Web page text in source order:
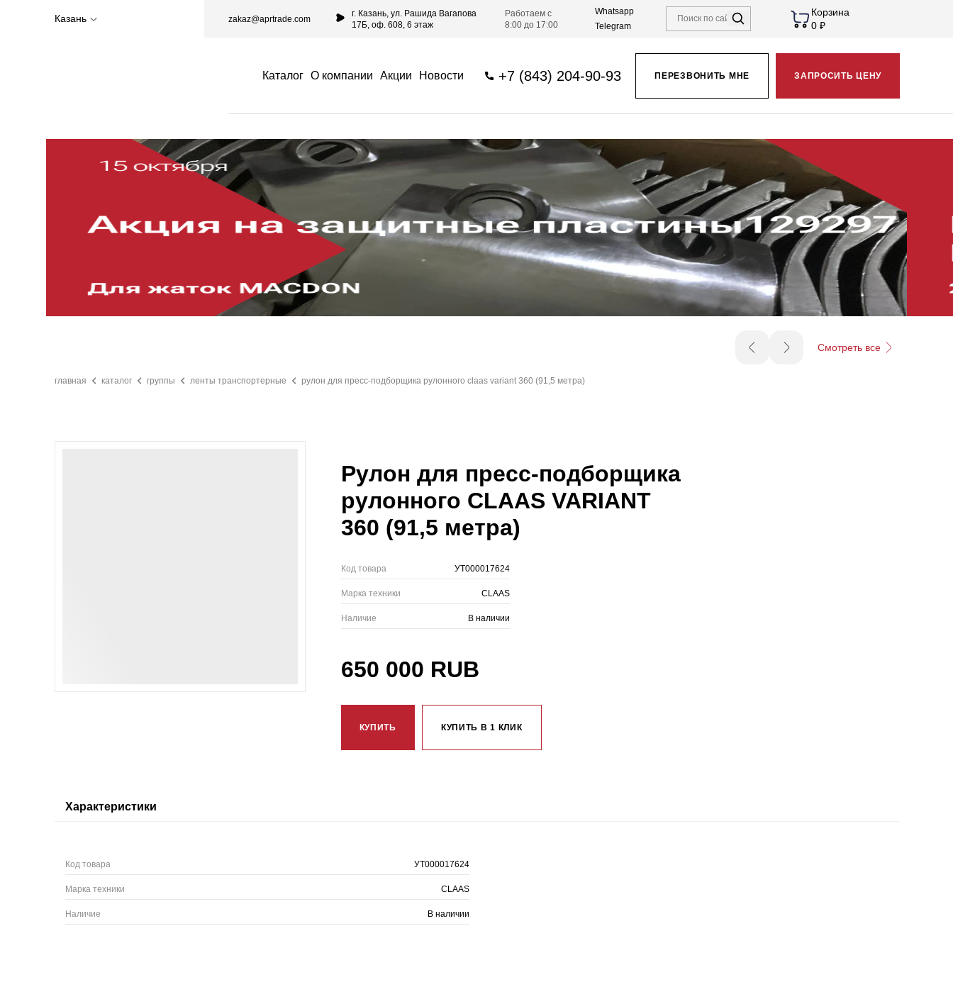
Казань zakaz@aprtrade.com
г. Казань, ул. Рашида Вагапова
17Б, оф. 608, 6 этаж
Работаем с
8:00 до 17:00
Whatsapp
Telegram
Корзина
0 ₽
Каталог О компании Акции Новости +7 (843) 204-90-93 ПЕРЕЗВОНИТЬ МНЕ ЗАПРОСИТЬ ЦЕНУ
Смотреть все
главная каталог группы ленты транспортерные рулон для пресс-подборщика рулонного claas variant 360 (91,5 метра)
Рулон для пресс-подборщика
рулонного CLAAS VARIANT
360 (91,5 метра)
Код товара УТ000017624
Марка техники CLAAS
Наличие В наличии
650 000 RUB
КУПИТЬ КУПИТЬ В 1 КЛИК
Характеристики
Код товара УТ000017624
Марка техники CLAAS
Наличие В наличии